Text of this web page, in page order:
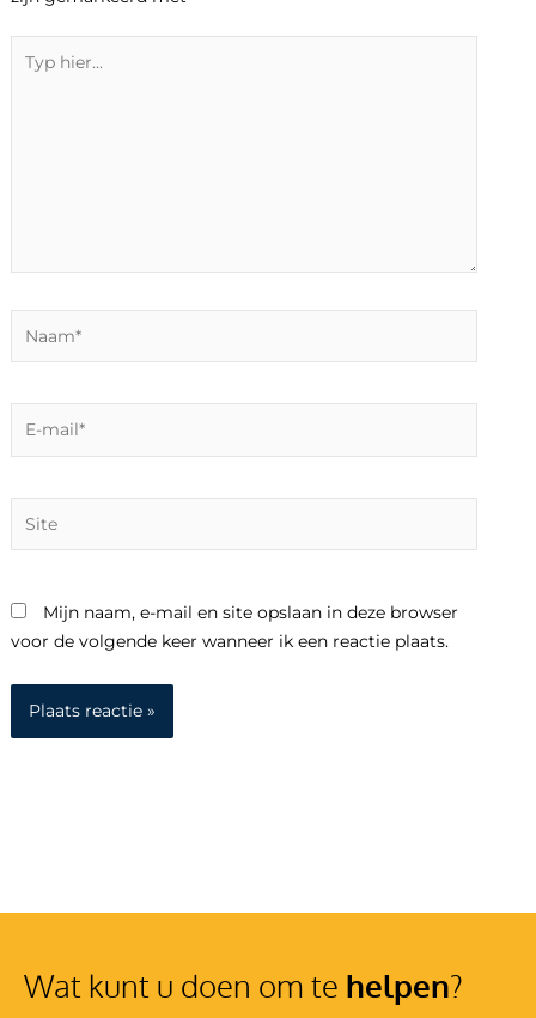
hier...
Mijn naam, e-mail en site opslaan in deze browser
voor de volgende keer wanneer ik een reactie plaats.
Wat kunt u doen om te helpen?